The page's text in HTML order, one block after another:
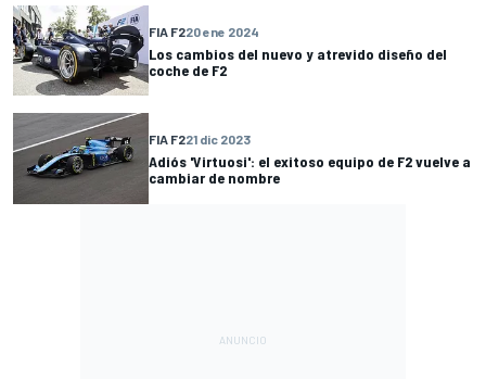
FIA F220 ene 2024
Los cambios del nuevo y atrevido diseño del
coche de F2
FIA F221 dic 2023
Adiós 'Virtuosi': el exitoso equipo de F2 vuelve a
cambiar de nombre